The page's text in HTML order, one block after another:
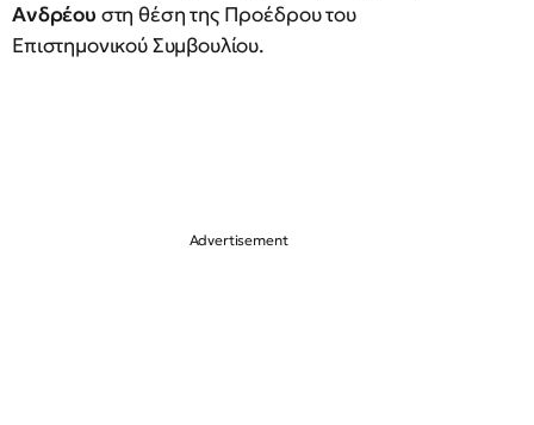
Ανδρέου στη θέση της Προέδρου του
Επιστημονικού Συμβουλίου.